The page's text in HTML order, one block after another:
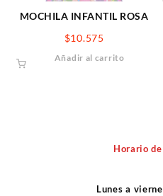
MOCHILA INFANTIL ROSA
$10.575
Añadir al carrito
Horario
Lunes a